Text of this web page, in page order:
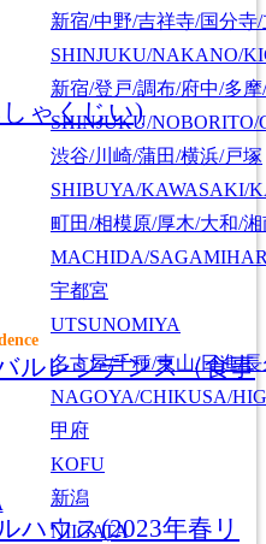
新宿/中野/吉祥寺/国分寺
SHINJUKU/NAKANO/
新宿/登戸/調布/府中/多
SHINJUKU/
渋谷/川崎/蒲田/横浜/戸塚
SHIBUYA/KAWASAKI/
町田/相模原/厚木/大和/湘
MACHIDA/
宇都宮
UTSUNOMIYA
名古屋/千種/東山/日進/
NAGOYA/CHIKUSA/
甲府
KOFU
新潟
NIIGATA
ゃくじい)
ルレジデンス（食事
ハウス(2023年春リ